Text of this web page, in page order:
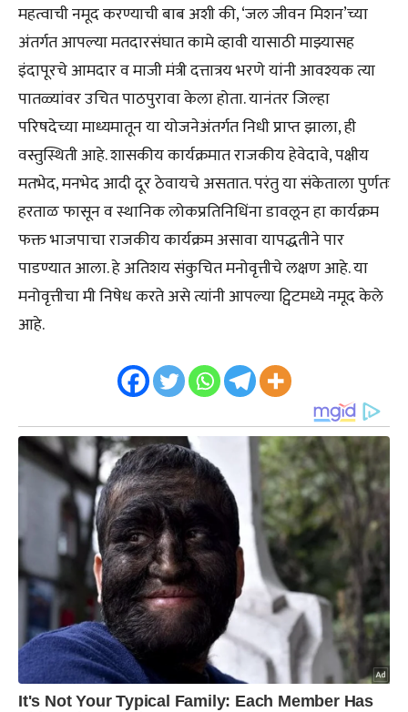
महत्वाची नमूद करण्याची बाब अशी की, ‘जल जीवन मिशन’च्या
अंतर्गत आपल्या मतदारसंघात कामे व्हावी यासाठी माझ्यासह
इंदापूरचे आमदार व माजी मंत्री दत्तात्रय भरणे यांनी आवश्यक त्या
पातळ्यांवर उचित पाठपुरावा केला होता. यानंतर जिल्हा
परिषदेच्या माध्यमातून या योजनेअंतर्गत निधी प्राप्त झाला, ही
वस्तुस्थिती आहे. शासकीय कार्यक्रमात राजकीय हेवेदावे, पक्षीय
मतभेद, मनभेद आदी दूर ठेवायचे असतात. परंतु या संकेताला पुर्णतः
हरताळ फासून व स्थानिक लोकप्रतिनिधिंना डावलून हा कार्यक्रम
फक्त भाजपाचा राजकीय कार्यक्रम असावा यापद्धतीने पार
पाडण्यात आला. हे अतिशय संकुचित मनोवृत्तीचे लक्षण आहे. या
मनोवृत्तीचा मी निषेध करते असे त्यांनी आपल्या ट्विटमध्ये नमूद केले
आहे.